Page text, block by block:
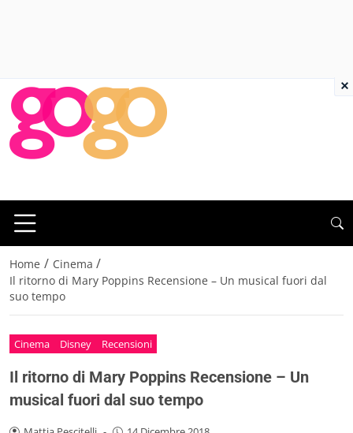
Home / Cinema /
Il ritorno di Mary Poppins Recensione – Un musical fuori dal
suo tempo
Cinema Disney Recensioni
Il ritorno di Mary Poppins Recensione – Un
musical fuori dal suo tempo
×